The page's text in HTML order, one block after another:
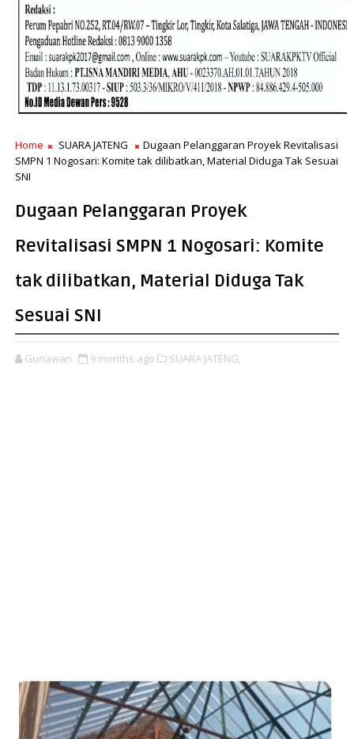
Home SUARA JATENG
Dugaan Pelanggaran Proyek Revitalisasi
SMPN 1 Nogosari: Komite tak dilibatkan, Material Diduga Tak Sesuai
SNI
Dugaan Pelanggaran Proyek
Revitalisasi SMPN 1 Nogosari: Komite
tak dilibatkan, Material Diduga Tak
Sesuai SNI
Gunawan 9 months ago SUARA JATENG,